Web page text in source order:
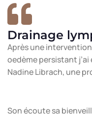
Drainage
Après une
oedème persistant
Nadine Librach, une
Son écoute sa